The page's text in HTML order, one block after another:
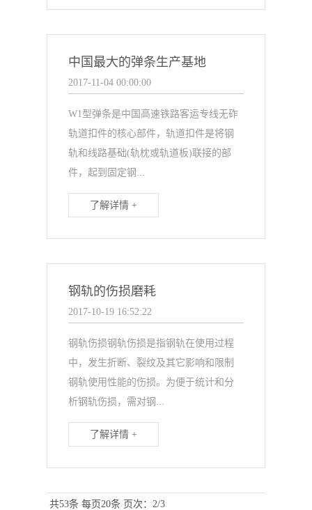
中国最大的弹条生产基地
2017-11-04 00:00:00
W1型弹条是中国高速铁路客运专线无砟
轨道扣件的核心部件，轨道扣件是将钢
轨和线路基础(轨枕或轨道板)联接的部
件，起到固定钢...
了解详情 +
钢轨的伤损磨耗
2017-10-19 16:52:22
钢轨伤损钢轨伤损是指钢轨在使用过程
中，发生折断、裂纹及其它影响和限制
钢轨使用性能的伤损。为便于统计和分
析钢轨伤损，需对钢...
了解详情 +
共53条 每页20条 页次：2/3